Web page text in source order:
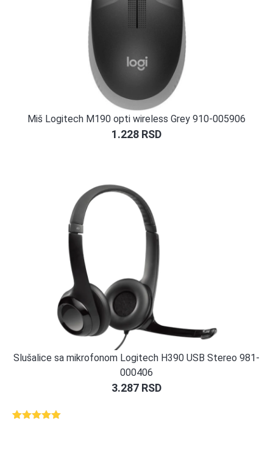
Miš Logitech M190 opti wireless Grey 910-005906
1.228 RSD
Slušalice sa mikrofonom Logitech H390 USB Stereo 981-
000406
3.287 RSD